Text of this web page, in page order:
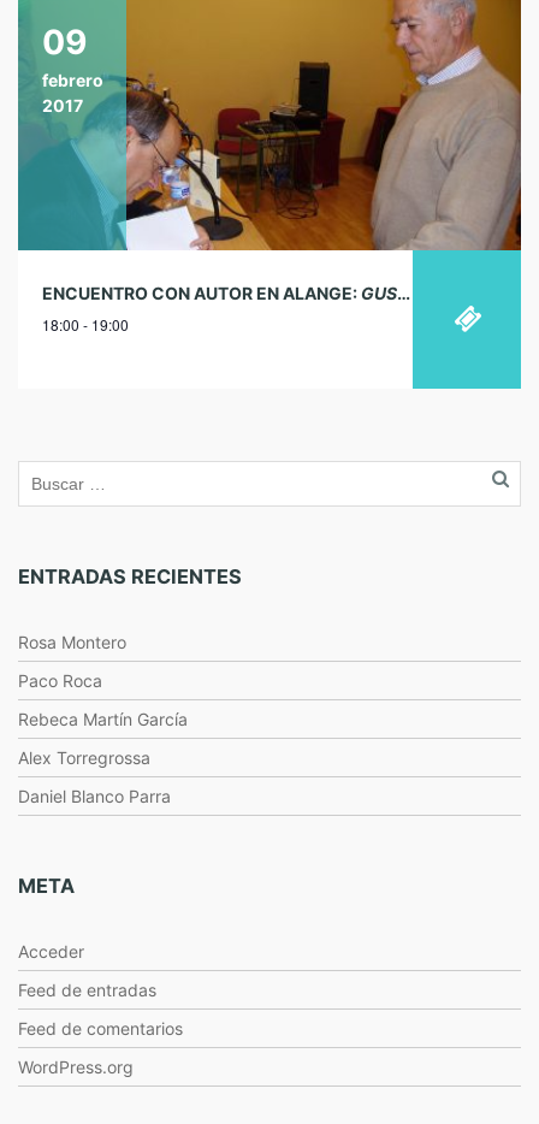
09
febrero
2017
ENCUENTRO CON AUTOR EN ALANGE: GUSTAVO MARTÍN GARZO
18:00 - 19:00
ENTRADAS RECIENTES
Rosa Montero
Paco Roca
Rebeca Martín García
Alex Torregrossa
Daniel Blanco Parra
META
Acceder
Feed de entradas
Feed de comentarios
WordPress.org